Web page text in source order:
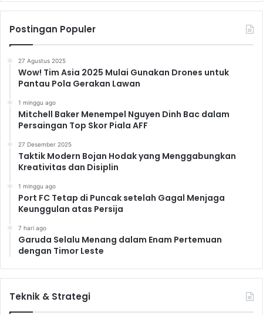
Postingan Populer
27 Agustus 2025
Wow! Tim Asia 2025 Mulai Gunakan Drones untuk
Pantau Pola Gerakan Lawan
1 minggu ago
Mitchell Baker Menempel Nguyen Dinh Bac dalam
Persaingan Top Skor Piala AFF
27 Desember 2025
Taktik Modern Bojan Hodak yang Menggabungkan
Kreativitas dan Disiplin
1 minggu ago
Port FC Tetap di Puncak setelah Gagal Menjaga
Keunggulan atas Persija
7 hari ago
Garuda Selalu Menang dalam Enam Pertemuan
dengan Timor Leste
Teknik & Strategi